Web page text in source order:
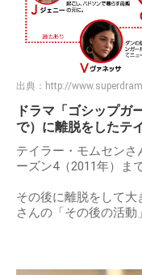
出典： http://
ドラマ「ゴシップガ
で）に離脱をしたテ
テイラー・モムセン
ーズン4（2011年）ま
その後に離脱をして
さんの「その後の活動